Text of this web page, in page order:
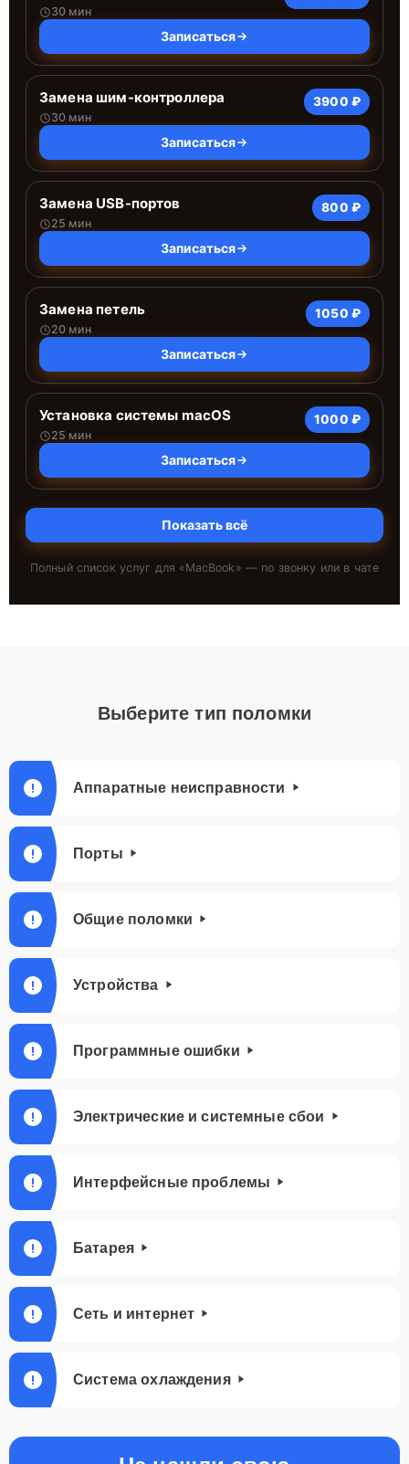
30 мин
Записаться
Замена шим-контроллера
30 мин
3900 ₽
Записаться
Замена USB-портов
25 мин
800 ₽
Записаться
Замена петель
20 мин
1050 ₽
Записаться
Установка системы macOS
25 мин
1000 ₽
Записаться
Показать всё
Полный список услуг для «MacBook » — по звонку или в чате
Выберите тип поломки
Аппаратные неисправности
Порты
Общие поломки
Устройства
Программные ошибки
Электрические и системные сбои
Интерфейсные проблемы
Батарея
Сеть и интернет
Система охлаждения